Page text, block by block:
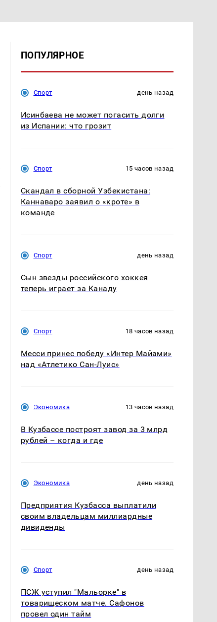
ПОПУЛЯРНОЕ
Спорт день назад
Исинбаева не может погасить долги
из Испании: что грозит
Спорт 15 часов назад
Скандал в сборной Узбекистана:
Каннаваро заявил о «кроте» в
команде
Спорт день назад
Сын звезды российского хоккея
теперь играет за Канаду
Спорт 18 часов назад
Месси принес победу «Интер Майами»
над «Атлетико Сан-Луис»
Экономика 13 часов назад
В Кузбассе построят завод за 3 млрд
рублей – когда и где
Экономика день назад
Предприятия Кузбасса выплатили
своим владельцам миллиардные
дивиденды
Спорт день назад
ПСЖ уступил "Мальорке" в
товарищеском матче. Сафонов
провел один тайм